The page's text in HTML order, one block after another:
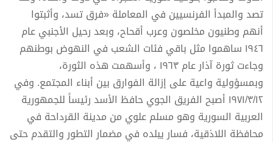
تصد والمبدأ الفرنسيين في المعاملة «فرق تسد، وأثبتوا
أنهم وطنيون مخلصون وعرب أقحاح، وبعد رحيل الأجنبي عام
١٩٤٦ ساهموا مثل باقي فئات الشعب في النهوض بوطنهم
وجاءت ثورة آذار عام ١٩٦٣ ، وأسهمت هذه الثورة،
وبمسؤولية واعية على إزالة الفوارق بين أبناء المجتمع. وفي
١٩٧١/٣/١٢ أصبح الفريق الجوي حافظ الأسد رئيساً للجمهورية
العربية السورية وهو مسلم علوي من مدينة القرداحة في
محافظة اللاذقية، فسار يبلده في مضمار التطور والتقدم حتى